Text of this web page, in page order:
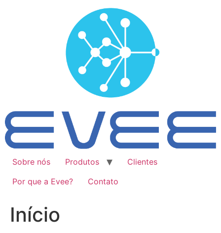
Sobre nós Produtos
Clientes
Por que a Evee?
Contato
Início